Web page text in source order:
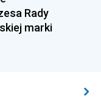
Rady
marki